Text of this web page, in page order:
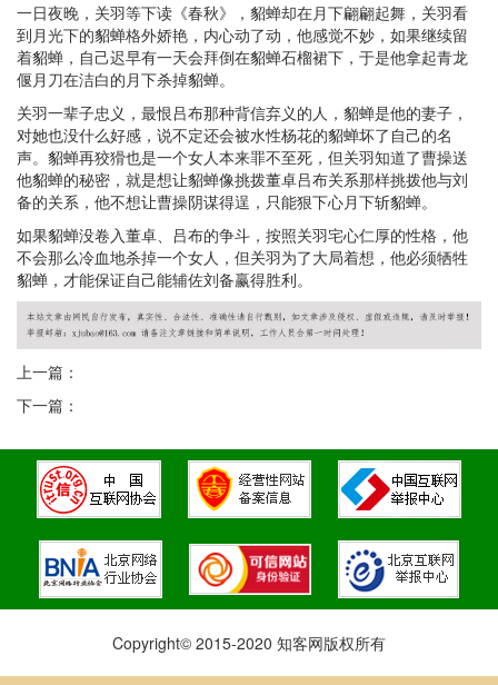
一日夜晚，关羽等下读《春秋》，貂蝉却在月下翩翩起舞，关羽看
到月光下的貂蝉格外娇艳，内心动了动，他感觉不妙，如果继续留
着貂蝉，自己迟早有一天会拜倒在貂蝉石榴裙下，于是他拿起青龙
偃月刀在洁白的月下杀掉貂蝉。
关羽一辈子忠义，最恨吕布那种背信弃义的人，貂蝉是他的妻子，
对她也没什么好感，说不定还会被水性杨花的貂蝉坏了自己的名
声。貂蝉再狡猾也是一个女人本来罪不至死，但关羽知道了曹操送
他貂蝉的秘密，就是想让貂蝉像挑拨董卓吕布关系那样挑拨他与刘
备的关系，他不想让曹操阴谋得逞，只能狠下心月下斩貂蝉。
如果貂蝉没卷入董卓、吕布的争斗，按照关羽宅心仁厚的性格，他
不会那么冷血地杀掉一个女人，但关羽为了大局着想，他必须牺牲
貂蝉，才能保证自己能辅佐刘备赢得胜利。
上一篇：
下一篇：
Copyright© 2015-2020 知客网版权所有